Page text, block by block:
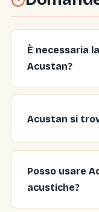
È necessaria
Acustan?
Acustan si
Posso usare
acustiche?